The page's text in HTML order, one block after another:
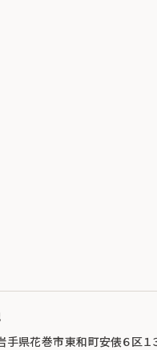
県花巻市東和町安俵６区１